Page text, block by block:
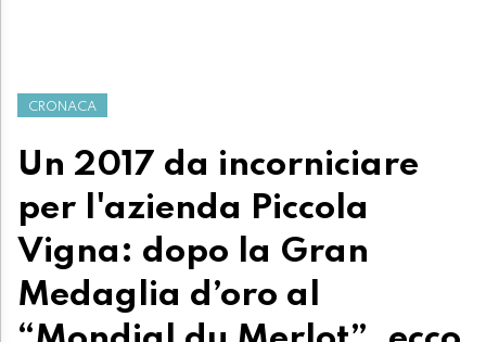
CRONACA
Un 2017 da incorniciare
per l'azienda Piccola
Vigna: dopo la Gran
Medaglia d’oro al